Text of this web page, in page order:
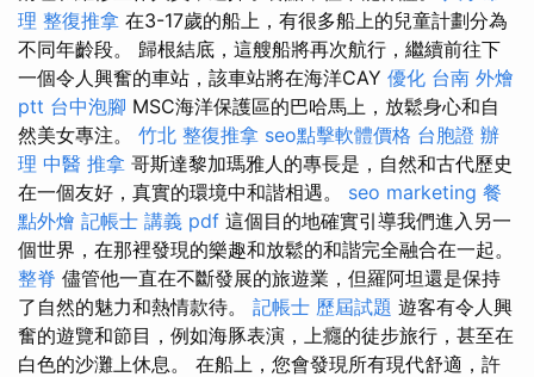
理 整復推拿 在3-17歲的船上，有很多船上的兒童計劃分為
不同年齡段。 歸根結底，這艘船將再次航行，繼續前往下
一個令人興奮的車站，該車站將在海洋CAY 優化 台南 外燴
ptt 台中泡腳 MSC海洋保護區的巴哈馬上，放鬆身心和自
然美女專注。 竹北 整復推拿 seo點擊軟體價格 台胞證 辦
理 中醫 推拿 哥斯達黎加瑪雅人的專長是，自然和古代歷史
在一個友好，真實的環境中和諧相遇。 seo marketing 餐
點外燴 記帳士 講義 pdf 這個目的地確實引導我們進入另一
個世界，在那裡發現的樂趣和放鬆的和諧完全融合在一起。
整脊 儘管他一直在不斷發展的旅遊業，但羅阿坦還是保持
了自然的魅力和熱情款待。 記帳士 歷屆試題 遊客有令人興
奮的遊覽和節目，例如海豚表演，上癮的徒步旅行，甚至在
白色的沙灘上休息。 在船上，您會發現所有現代舒適，許